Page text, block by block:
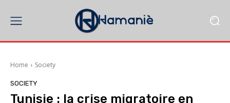
Home Society
SOCIETY
Tunisie : la crise migratoire en